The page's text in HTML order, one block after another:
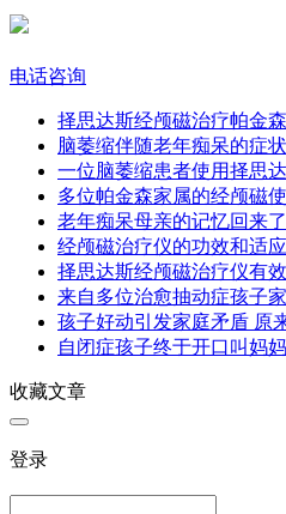
电话咨询
择思达斯经颅磁治疗帕金
脑萎缩伴随老年痴呆的症
一位脑萎缩患者使用择思
多位帕金森家属的经颅磁
老年痴呆母亲的记忆回来了​
经颅磁治疗仪的功效和适
择思达斯经颅磁治疗仪有
来自多位治愈抽动症孩子
孩子好动引发家庭矛盾 原
自闭症孩子终于开口叫妈
收藏文章
登录